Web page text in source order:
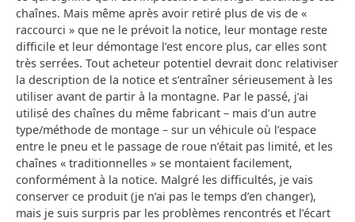
chaînes. Mais même après avoir retiré plus de vis de «
raccourci » que ne le prévoit la notice, leur montage reste
difficile et leur démontage l’est encore plus, car elles sont
très serrées. Tout acheteur potentiel devrait donc relativiser
la description de la notice et s’entraîner sérieusement à les
utiliser avant de partir à la montagne. Par le passé, j’ai
utilisé des chaînes du même fabricant – mais d’un autre
type/méthode de montage – sur un véhicule où l’espace
entre le pneu et le passage de roue n’était pas limité, et les
chaînes « traditionnelles » se montaient facilement,
conformément à la notice. Malgré les difficultés, je vais
conserver ce produit (je n’ai pas le temps d’en changer),
mais je suis surpris par les problèmes rencontrés et l’écart